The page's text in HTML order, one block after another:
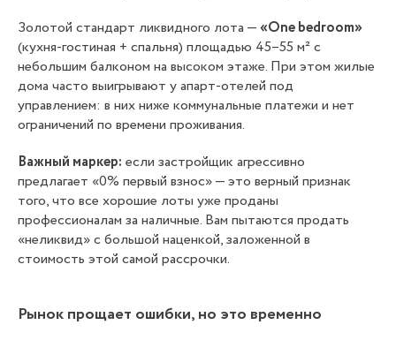
Золотой стандарт ликвидного лота —«One bedroom»
(кухня-гостиная + спальня) площадью 45–55 м² с
небольшим балконом на высоком этаже. При этом жилые
дома часто выигрывают у апарт-отелей под
управлением: в них ниже коммунальные платежи и нет
ограничений по времени проживания.
Важный маркер: если застройщик агрессивно
предлагает «0% первый взнос» — это верный признак
того, что все хорошие лоты уже проданы
профессионалам за наличные. Вам пытаются продать
«неликвид» с большой наценкой, заложенной в
стоимость этой самой рассрочки.
Рынок прощает ошибки, но это временно